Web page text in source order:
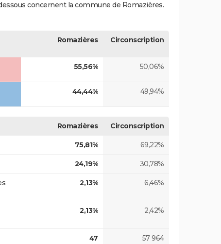
concernent la commune de Romazières.
Romazières Circonscription
55,56% 50,06%
44,44% 49,94%
Romazières Circonscription
75,81% 69,22%
24,19% 30,78%
2,13% 6,46%
2,13% 2,42%
47 57 964